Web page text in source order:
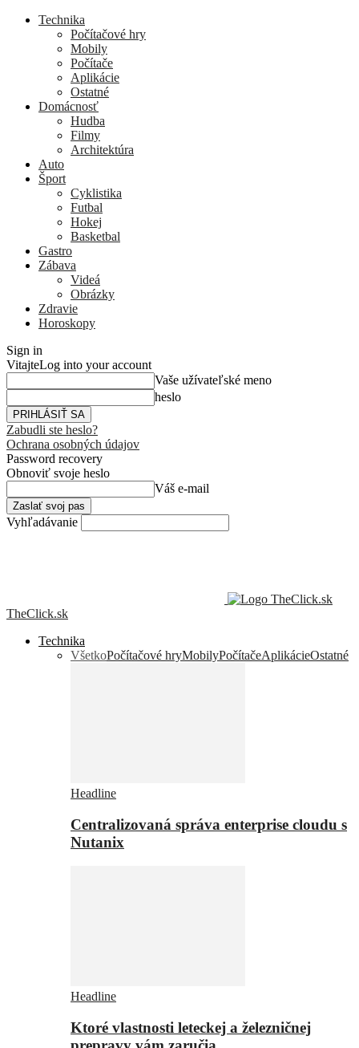
Technika
Počítačové hry
Mobily
Počítače
Aplikácie
Ostatné
Domácnosť
Hudba
Filmy
Architektúra
Auto
Šport
Cyklistika
Futbal
Hokej
Basketbal
Gastro
Zábava
Videá
Obrázky
Zdravie
Horoskopy
Sign in
VitajteLog into your account
Vaše užívateľské meno
heslo
Zabudli ste heslo?
Ochrana osobných údajov
Password recovery
Obnoviť svoje heslo
Váš e-mail
Vyhľadávanie
TheClick.sk
Technika
VšetkoPočítačové hryMobilyPočítačeAplikácieOstatné
Headline
Centralizovaná správa enterprise cloudu s
Nutanix
Headline
Ktoré vlastnosti leteckej a železničnej